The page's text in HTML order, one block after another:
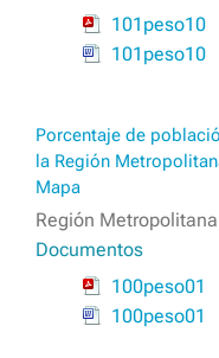
101peso10
101peso10
Porcentaje de
la Región
Mapa
Región
Documentos
100peso01
100peso01